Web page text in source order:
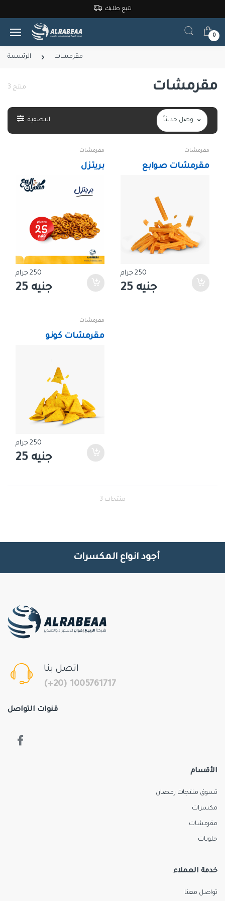
تتبع طلبك
0
الرئيسية مقرمشات
3 منتج مقرمشات
التصفية وصل حديثاً
مقرمشات
بريتزل
250جرام
جنيه 25
مقرمشات
مقرمشات صوابع
250جرام
جنيه 25
مقرمشات
مقرمشات كونو
250جرام
جنيه 25
3 منتجات
أجود انواع المكسرات
اتصل بنا
(+20) 1005761717
قنوات التواصل
الأقسام
تسوق منتجات رمضان
مكسرات
مقرمشات
حلويات
خدمة العملاء
تواصل معنا